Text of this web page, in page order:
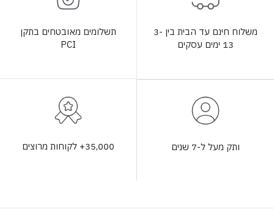
משלוח חינם עד הבית בין 3-
13 ימים עסקים
תשלומים מאובטחים בתקן
PCI
ותק מעל ל-7 שנים 35,000+ לקוחות מרוצים